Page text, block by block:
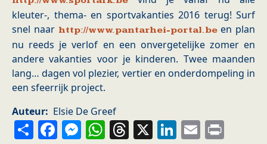
kleuter-, thema- en sportvakanties 2016 terug! Surf
snel naar http://www.pantarhei-portal.been plan
nu reeds je verlof en een onvergetelijke zomer en
andere vakanties voor je kinderen. Twee maanden
lang… dagen vol plezier, vertier en onderdompeling in
een sfeerrijk project.
Auteur
Elsie De Greef
ShareFacebook
Messenger
WhatsApp
Threads
X LinkedIn
Email